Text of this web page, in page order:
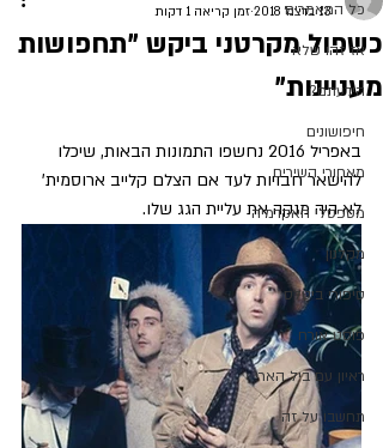
כל המאמרים
אז זהו שלא
הידעתם?
חיפושונים
מאחורי השירים
מספסלי האקדמיה
מקלנון
סיפורי ביטלס
פוסט אורח
ראיון עם ביל הארי
תחשבו על זה
כשפול מקרטני ביקש "תחפושות
מעניינות"
13 בדצמ׳ 2018
זמן קריאה 1 דקות
באפריל 2016 נחשפו התמונות הבאות, שיכלו
להישאר חבויות לעד אם הצלם קלייב ארוסמית'
לא היה מנקה את עליית הגג שלו.